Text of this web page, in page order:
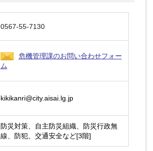
0567-55-7130
危機管理課のお問い合わせフォー
ム
kikikanri@city.aisai.lg.jp
防災対策、自主防災組織、防災行政無
線、防犯、交通安全など[3階]